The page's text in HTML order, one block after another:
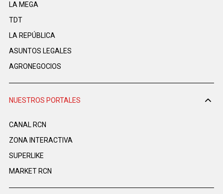
LA MEGA
TDT
LA REPÚBLICA
ASUNTOS LEGALES
AGRONEGOCIOS
NUESTROS PORTALES
CANAL RCN
ZONA INTERACTIVA
SUPERLIKE
MARKET RCN